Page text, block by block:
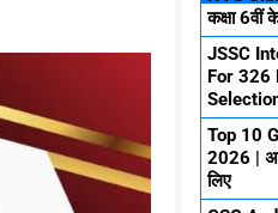
कक्षा
JSSC
For 326
Top 10
2026 |
लिए